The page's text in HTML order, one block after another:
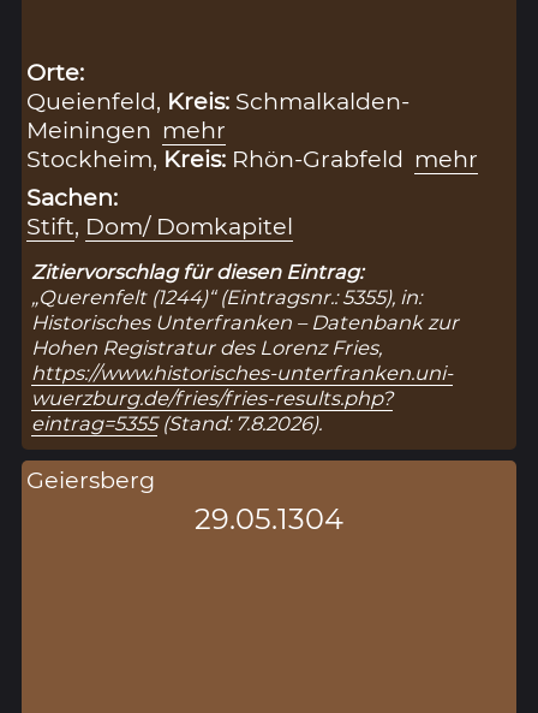
Orte:
Queienfeld, Kreis: Schmalkalden-
Meiningen mehr
Stockheim, Kreis: Rhön-Grabfeld mehr
Sachen:
Stift, Dom/ Domkapitel
Zitiervorschlag für diesen Eintrag:
„Querenfelt (1244)“ (Eintragsnr.: 5355), in:
Historisches Unterfranken – Datenbank zur
Hohen Registratur des Lorenz Fries,
https://www.historisches-unterfranken.uni-
wuerzburg.de/fries/fries-results.php?
eintrag=5355(Stand: 7.8.2026).
Geiersberg
29.05.1304